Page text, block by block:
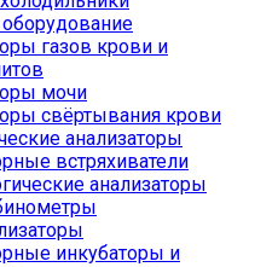
газов крови и
мочи
свёртывания крови
анализаторы
встряхиватели
анализаторы
инкубаторы и